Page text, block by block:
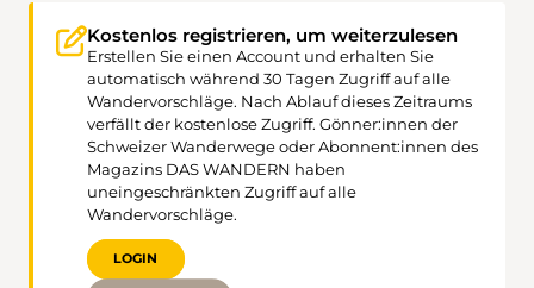
Kostenlos registrieren, um weiterzulesen
Erstellen Sie einen Account und erhalten Sie
automatisch während 30 Tagen Zugriff auf alle
Wandervorschläge. Nach Ablauf dieses Zeitraums
verfällt der kostenlose Zugriff. Gönner:innen der
Schweizer Wanderwege oder Abonnent:innen des
Magazins DAS WANDERN haben
uneingeschränkten Zugriff auf alle
Wandervorschläge.
LOGIN